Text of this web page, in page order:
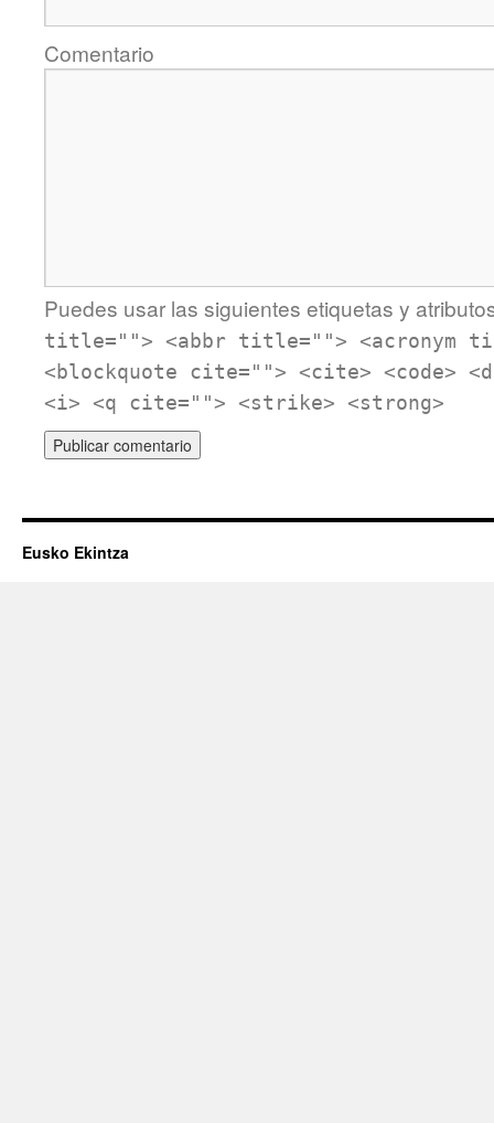
Comentario
Puedes usar las siguientes etiquetas y
title=""> <abbr title=""> <acronym
<blockquote cite=""> <cite> <code>
<i> <q cite=""> <strike> <strong>
Eusko Ekintza